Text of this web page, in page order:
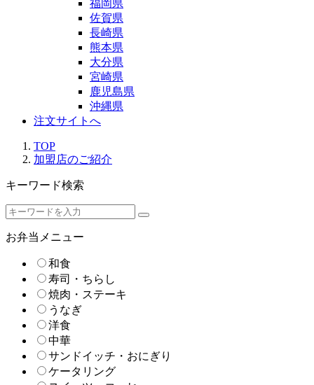
福岡県
佐賀県
長崎県
熊本県
大分県
宮崎県
鹿児島県
沖縄県
注文サイトへ
TOP
加盟店のご紹介
キーワード検索
お弁当メニュー
和食
寿司・ちらし
焼肉・ステーキ
うなぎ
洋食
中華
サンドイッチ・おにぎり
ケータリング